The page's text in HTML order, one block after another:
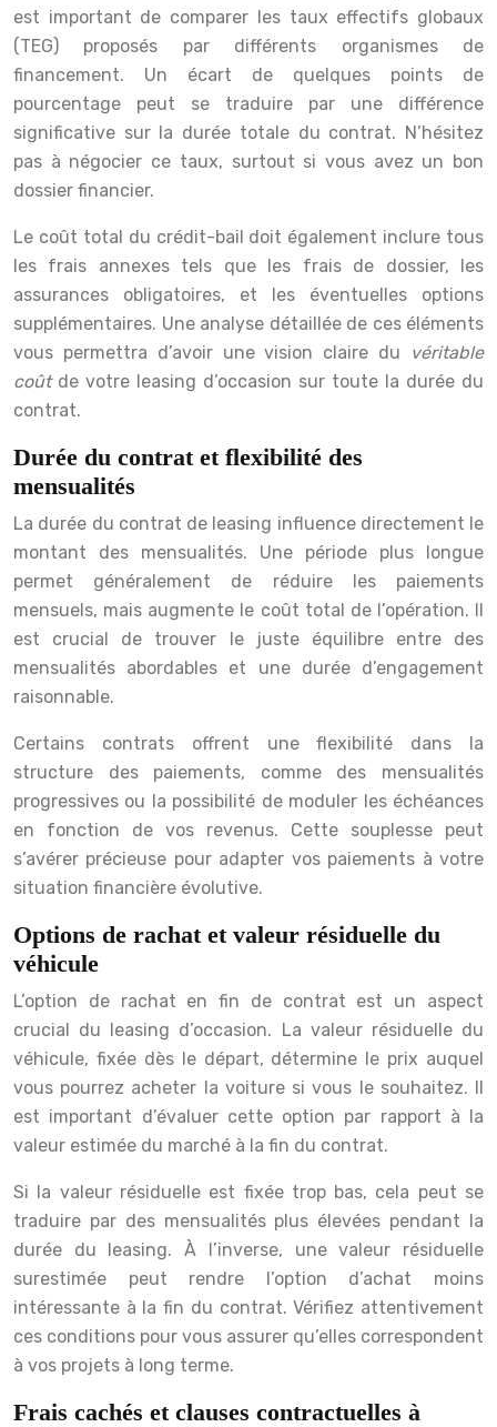
est important de comparer les taux effectifs globaux
(TEG) proposés par différents organismes de
financement. Un écart de quelques points de
pourcentage peut se traduire par une différence
significative sur la durée totale du contrat. N’hésitez
pas à négocier ce taux, surtout si vous avez un bon
dossier financier.
Le coût total du crédit-bail doit également inclure tous
les frais annexes tels que les frais de dossier, les
assurances obligatoires, et les éventuelles options
supplémentaires. Une analyse détaillée de ces éléments
vous permettra d’avoir une vision claire du
véritable
coût de votre leasing d’occasion sur toute la durée du
contrat.
Durée du contrat et flexibilité des
mensualités
La durée du contrat de leasing influence directement le
montant des mensualités. Une période plus longue
permet généralement de réduire les paiements
mensuels, mais augmente le coût total de l’opération. Il
est crucial de trouver le juste équilibre entre des
mensualités abordables et une durée d’engagement
raisonnable.
Certains contrats offrent une flexibilité dans la
structure des paiements, comme des mensualités
progressives ou la possibilité de moduler les échéances
en fonction de vos revenus. Cette souplesse peut
s’avérer précieuse pour adapter vos paiements à votre
situation financière évolutive.
Options de rachat et valeur résiduelle du
véhicule
L’option de rachat en fin de contrat est un aspect
crucial du leasing d’occasion. La valeur résiduelle du
véhicule, fixée dès le départ, détermine le prix auquel
vous pourrez acheter la voiture si vous le souhaitez. Il
est important d’évaluer cette option par rapport à la
valeur estimée du marché à la fin du contrat.
Si la valeur résiduelle est fixée trop bas, cela peut se
traduire par des mensualités plus élevées pendant la
durée du leasing. À l’inverse, une valeur résiduelle
surestimée peut rendre l’option d’achat moins
intéressante à la fin du contrat. Vérifiez attentivement
ces conditions pour vous assurer qu’elles correspondent
à vos projets à long terme.
Frais cachés et clauses contractuelles à